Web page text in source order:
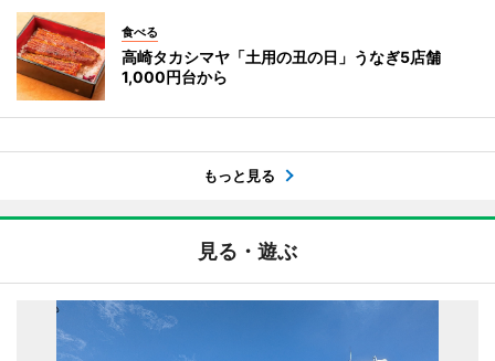
食べる
高崎タカシマヤ「土用の丑の日」うなぎ5店舗
1,000円台から
もっと見る
見る・遊ぶ